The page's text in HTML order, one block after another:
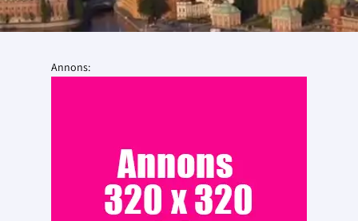
Annons: